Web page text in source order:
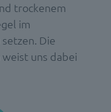
trockenem
im
Die
uns dabei